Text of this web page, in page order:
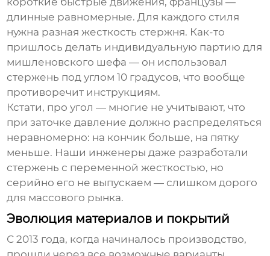
длинные равномерные. Для каждого стиля
нужна разная жесткость стержня. Как-то
пришлось делать индивидуальную партию для
мишленовского шефа — он использовал
стержень под углом 10 градусов, что вообще
противоречит инструкциям.
Кстати, про угол — многие не учитывают, что
при заточке давление должно распределяться
неравномерно: на кончик больше, на пятку
меньше. Наши инженеры даже разработали
стержень с переменной жесткостью, но
серийно его не выпускаем — слишком дорого
для массового рынка.
Эволюция материалов и покрытий
С 2013 года, когда начиналось производство,